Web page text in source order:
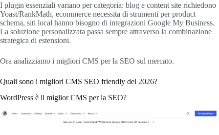
I plugin essenziali variano per categoria: blog e content site richiedono
Yoast/RankMath, ecommerce necessita di strumenti per product
schema, siti local hanno bisogno di integrazioni Google My Business.
La soluzione personalizzata passa sempre attraverso la combinazione
strategica di estensioni.
Ora analizziamo i migliori CMS per la SEO sul mercato.
Quali sono i migliori CMS SEO friendly del 2026?
WordPress è il miglior CMS per la SEO?